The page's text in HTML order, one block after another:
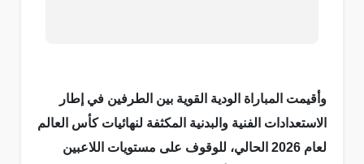
وأقيمت المباراة الودية القوية بين الطرفين في إطار
الاستعدادات الفنية والبدنية المكثفة لنهائيات كأس العالم
لعام 2026 الحالي، للوقوف على مستويات اللاعبين